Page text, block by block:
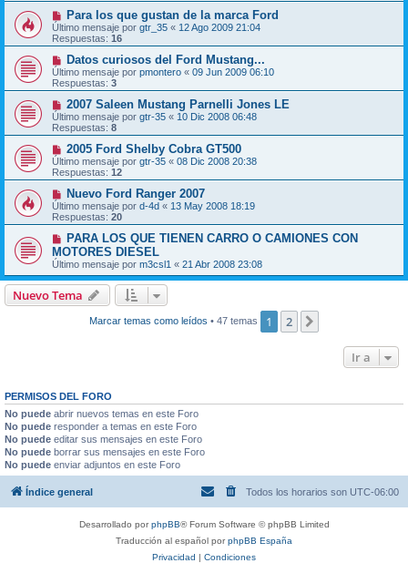
Para los que gustan de la marca Ford
Último mensaje por gtr_35 « 12 Ago 2009 21:04
Respuestas: 16
Datos curiosos del Ford Mustang...
Último mensaje por pmontero « 09 Jun 2009 06:10
Respuestas: 3
2007 Saleen Mustang Parnelli Jones LE
Último mensaje por gtr-35 « 10 Dic 2008 06:48
Respuestas: 8
2005 Ford Shelby Cobra GT500
Último mensaje por gtr-35 « 08 Dic 2008 20:38
Respuestas: 12
Nuevo Ford Ranger 2007
Último mensaje por d-4d « 13 May 2008 18:19
Respuestas: 20
PARA LOS QUE TIENEN CARRO O CAMIONES CON
MOTORES DIESEL
Último mensaje por m3csl1 « 21 Abr 2008 23:08
Nuevo Tema
Marcar temas como leídos • 47 temas 1 2
Ir a
PERMISOS DEL FORO
No puede abrir nuevos temas en este Foro
No puede responder a temas en este Foro
No puede editar sus mensajes en este Foro
No puede borrar sus mensajes en este Foro
No puede enviar adjuntos en este Foro
Índice general Todos los horarios son UTC-06:00
Desarrollado porphpBB® Forum Software © phpBB Limited
Traducción al español porphpBB España
Privacidad | Condiciones